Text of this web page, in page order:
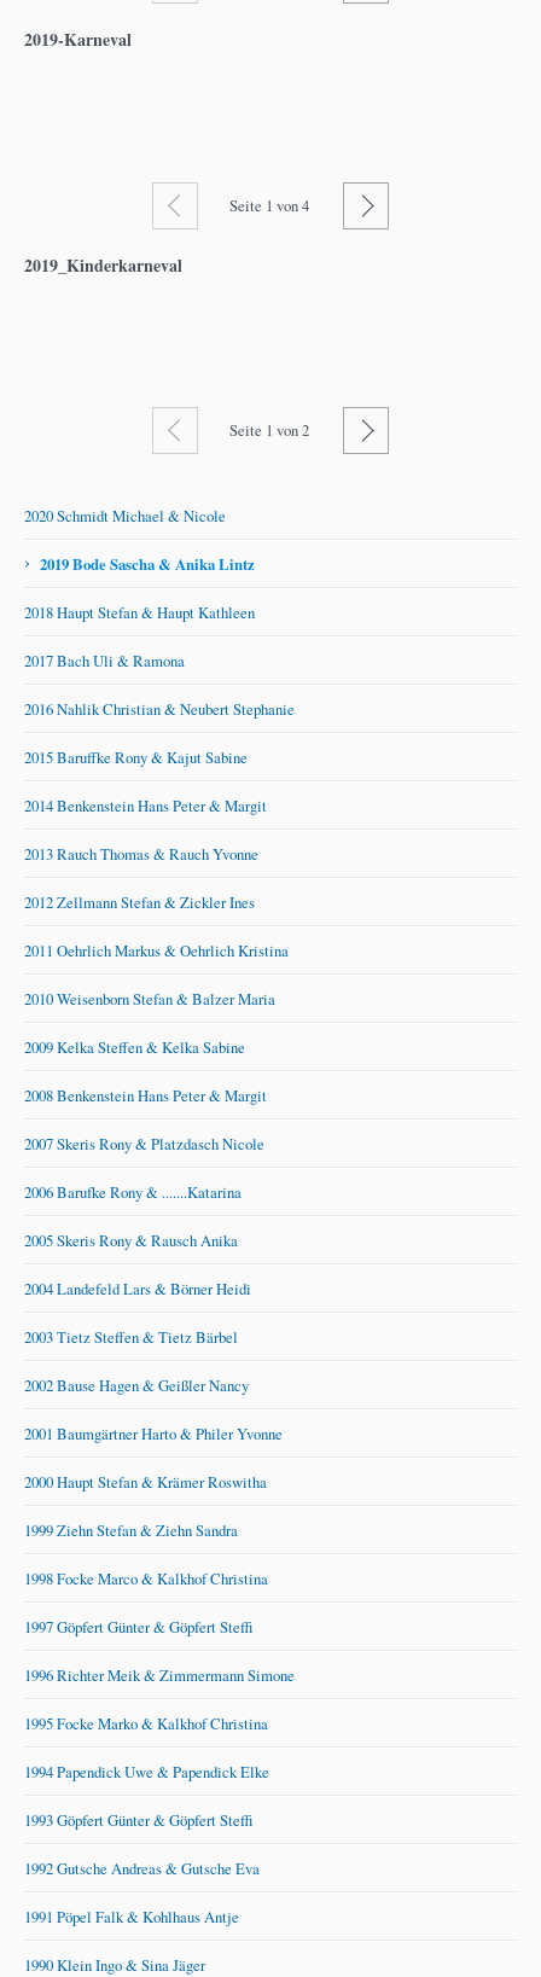
2019-Karneval
Zurück
Seite 1 von 4
2019_Kinderkarneval
Zurück
Seite 1 von 2
2020 Schmidt Michael & Nicole
› 2019 Bode Sascha & Anika Lintz
2018 Haupt Stefan & Haupt Kathleen
2017 Bach Uli & Ramona
2016 Nahlik Christian & Neubert Stephanie
2015 Baruffke Rony & Kajut Sabine
2014 Benkenstein Hans Peter & Margit
2013 Rauch Thomas & Rauch Yvonne
2012 Zellmann Stefan & Zickler Ines
2011 Oehrlich Markus & Oehrlich Kristina
2010 Weisenborn Stefan & Balzer Maria
2009 Kelka Steffen & Kelka Sabine
2008 Benkenstein Hans Peter & Margit
2007 Skeris Rony & Platzdasch Nicole
2006 Barufke Rony & .......Katarina
2005 Skeris Rony & Rausch Anika
2004 Landefeld Lars & Börner Heidi
2003 Tietz Steffen & Tietz Bärbel
2002 Bause Hagen & Geißler Nancy
2001 Baumgärtner Harto & Philer Yvonne
2000 Haupt Stefan & Krämer Roswitha
1999 Ziehn Stefan & Ziehn Sandra
1998 Focke Marco & Kalkhof Christina
1997 Göpfert Günter & Göpfert Steffi
1996 Richter Meik & Zimmermann Simone
1995 Focke Marko & Kalkhof Christina
1994 Papendick Uwe & Papendick Elke
1993 Göpfert Günter & Göpfert Steffi
1992 Gutsche Andreas & Gutsche Eva
1991 Pöpel Falk & Kohlhaus Antje
1990 Klein Ingo & Sina Jäger